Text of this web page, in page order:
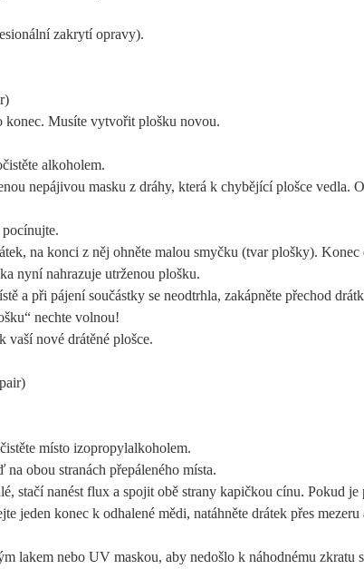
zakrytí opravy).
konec. Musíte vytvořit plošku novou.
alkoholem.
nepájivou masku z dráhy, která k chybějící plošce vedla.
na konci z něj ohněte malou smyčku (tvar plošky). Konec
nyní nahrazuje utrženou plošku.
a při pájení součástky se neodtrhla, zakápněte přechod
nechte volnou!
nové drátěné plošce.
místo izopropylalkoholem.
obou stranách přepáleného místa.
stačí nanést flux a spojit obě strany kapičkou cínu. Pokud je
jeden konec k odhalené mědi, natáhněte drátek přes mezeru
lakem nebo UV maskou, aby nedošlo k náhodnému zkratu